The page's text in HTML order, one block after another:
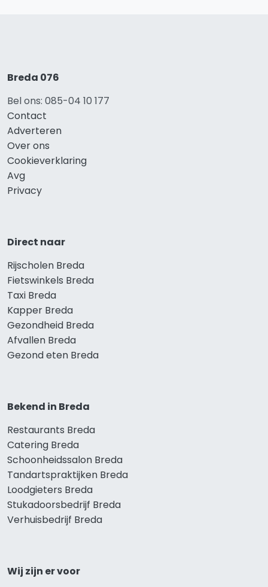
Breda 076
Bel ons: 085-04 10 177
Contact
Adverteren
Over ons
Cookieverklaring
Avg
Privacy
Direct naar
Rijscholen Breda
Fietswinkels Breda
Taxi Breda
Kapper Breda
Gezondheid Breda
Afvallen Breda
Gezond eten Breda
Bekend in Breda
Restaurants Breda
Catering Breda
Schoonheidssalon Breda
Tandartspraktijken Breda
Loodgieters Breda
Stukadoorsbedrijf Breda
Verhuisbedrijf Breda
Wij zijn er voor